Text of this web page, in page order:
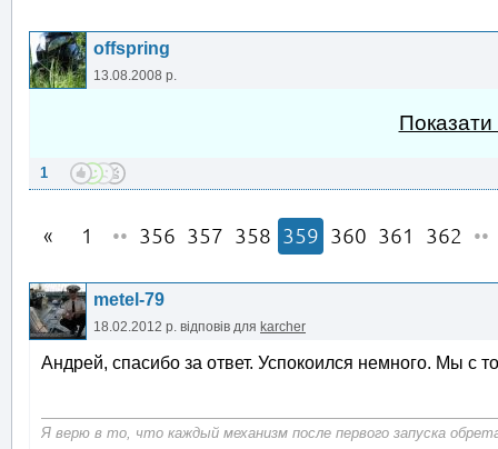
offspring
13.08.2008 р.
Показати
1
1 •• 356 357 358 359 360 361 362 ••
metel-79
18.02.2012 р. відповів для karcher
Андрей, спасибо за ответ. Успокоился немного. Мы с
Я верю в то, что каждый механизм после первого запуска